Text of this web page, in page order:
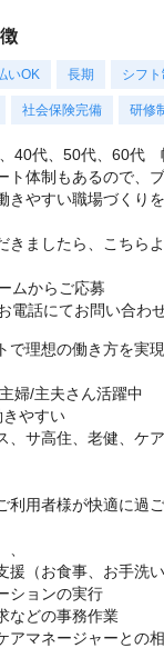
いOK 長期 シフト
社会保険完備 研修
40代、50代、60代
ト体制もあるので、
きやすい職場づくり
きましたら、こちら
ムからご応募
電話にてお問い合わ
で理想の働き方を実現
婦/主夫さん活躍中
やすい
、サ高住、老健、ケ
利用者様が快適に過
、
援（お食事、お手洗
ションの実行
などの事務作業
アマネージャーとの